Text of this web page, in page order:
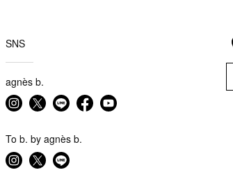
SNS
agnès b.
To b. by agnès b.